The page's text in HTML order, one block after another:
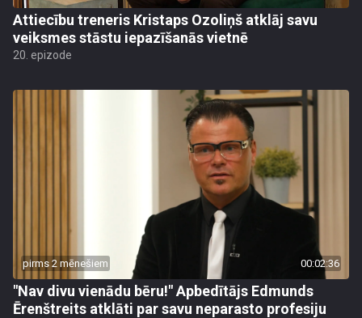
Attiecību treneris Kristaps Ozoliņš atklāj savu
veiksmes stāstu iepazīšanās vietnē
20. epizode
pirms 2 mēnešiem 00:02:36
"Nav divu vienādu bēru!" Apbedītājs Edmunds
Ērenštreits atklāti par savu neparasto profesiju